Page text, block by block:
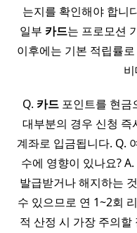
는지를 확인해야 합니
일부 카드는 프로모션
이후에는 기본 적립률
Q. 카드포인트를 현금
대부분의 경우 신청 즉
계좌로 입금됩니다. Q.
수에 영향이 있나요?
발급받거나 해지하는
수 있으므로 연 1~2회
적 산정 시 가장 주의할